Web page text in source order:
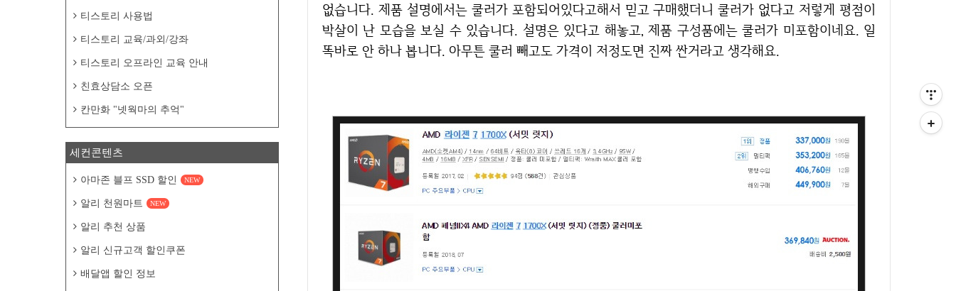
없습니다. 제품 설명에서는 쿨러가 포함되어있다고해서 믿고 구매했더니 쿨러가 없다고 저렇게 평점이
박살이 난 모습을 보실 수 있습니다. 설명은 있다고 해놓고, 제품 구성품에는 쿨러가 미포함이네요. 일
똑바로 안 하나 봅니다. 아무튼 쿨러 빼고도 가격이 저정도면 진짜 싼거라고 생각해요.
티스토리 사용법
티스토리 교육/과외/강좌
티스토리 오프라인 교육 안내
친효상담소 오픈
칸만화 "넷웍마의 추억"
세컨콘텐츠
아마존 블프 SSD 할인 NEW
알리 천원마트 NEW
알리 추천 상품
알리 신규고객 할인쿠폰
배달앱 할인 정보